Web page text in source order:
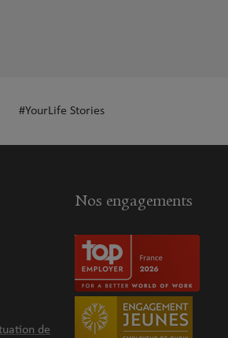
#YourLife Stories
de
Nos engagements